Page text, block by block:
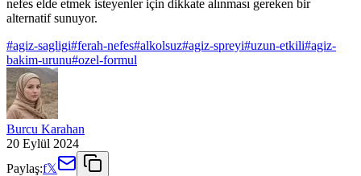
nefes elde etmek isteyenler için dikkate alınması gereken bir
alternatif sunuyor.
#agiz-sagligi#ferah-nefes#alkolsuz#agiz-spreyi#uzun-etkili#agiz-
bakim-urunu#ozel-formul
Burcu Karahan
20 Eylül 2024
Paylaş:f𝕏